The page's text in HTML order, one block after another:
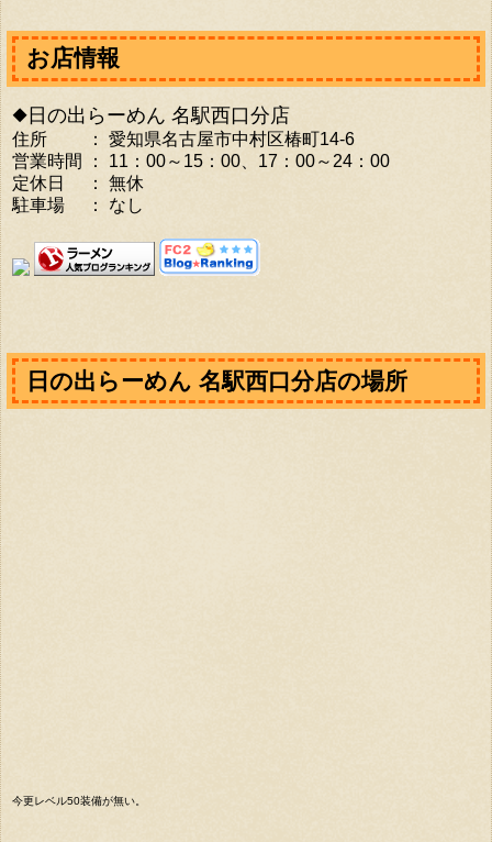
お店情報
◆日の出らーめん 名駅西口分店
住所 ： 愛知県名古屋市中村区椿町14-6
営業時間 ： 11：00～15：00、17：00～24：00
定休日 ： 無休
駐車場 ： なし
日の出らーめん 名駅西口分店の場所
今更レベル50装備が無い。